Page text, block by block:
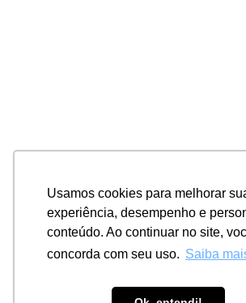
Usamos cookies para melhorar
experiência, desempenho e
conteúdo. Ao continuar no site,
concorda com seu uso. Saiba